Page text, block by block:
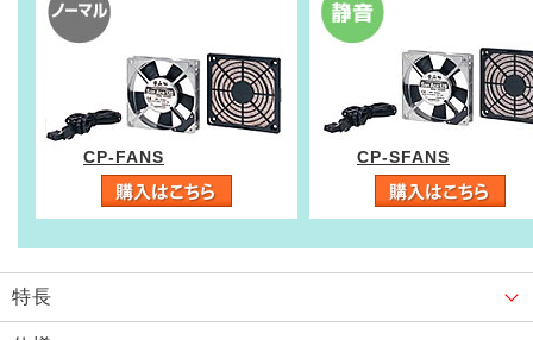
CP-FANS CP-SFANS
特長